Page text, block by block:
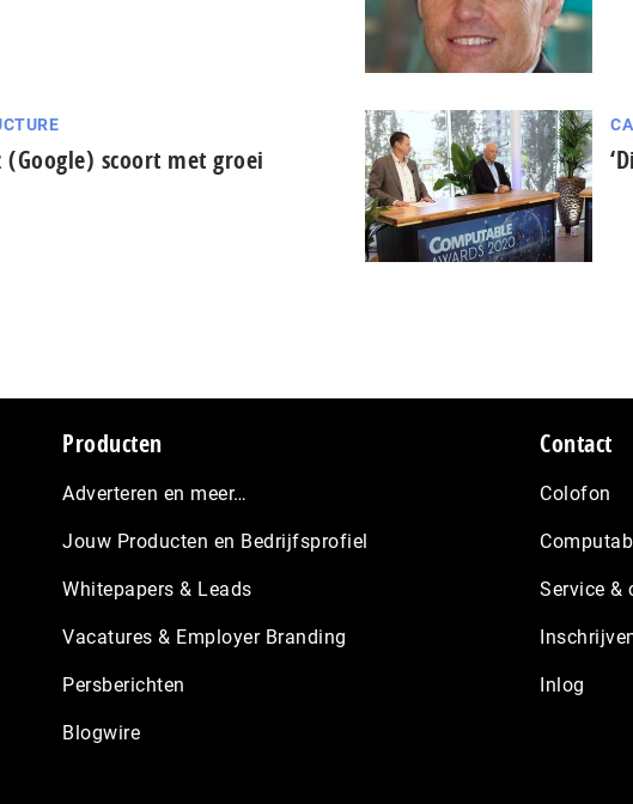
(Google) scoort met groei
Producten
Adverteren en meer…
Jouw Producten en Bedrijfsprofiel
Whitepapers & Leads
Vacatures & Employer Branding
Persberichten
Blogwire
Contact
Colofon
Service &
Inlog